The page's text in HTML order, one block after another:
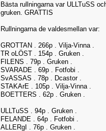
Bästa rullningarna var ULLTuSS
gruken. GRATTIS
Rullningarna de valdesmellan var:
GROTTAN . 266p . Vilja-Vinna .
TR oLÖST . 154p . Gruken .
FILENS . 79p . Gruken .
SVARADE . 69p . Fotfobi .
SvASSAS . 78p . Dcastor .
STAKArE . 105p . Vilja-Vinna .
BOETTERS . 62p . Gruken .
ULLTuSS . 94p . Gruken .
FELANDE . 64p . Fotfobi .
ALLERgI . 76p . Gruken .